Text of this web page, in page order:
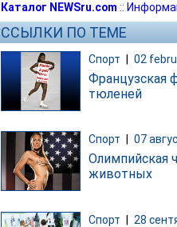
Каталог NEWSru.com ::
ССЫЛКИ ПО ТЕМЕ
Спорт 02
Французская
тюленей
Спорт 07
Олимпийская
животных
Спорт | 28